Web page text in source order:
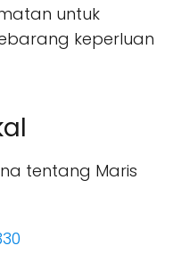
untuk
keperluan
tentang Maris